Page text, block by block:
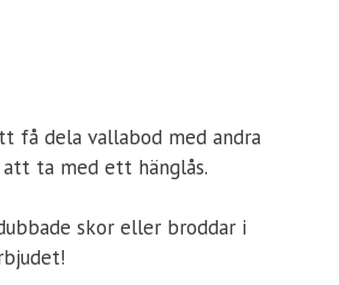
få dela vallabod med andra
ta med ett hänglås.
skor eller broddar i